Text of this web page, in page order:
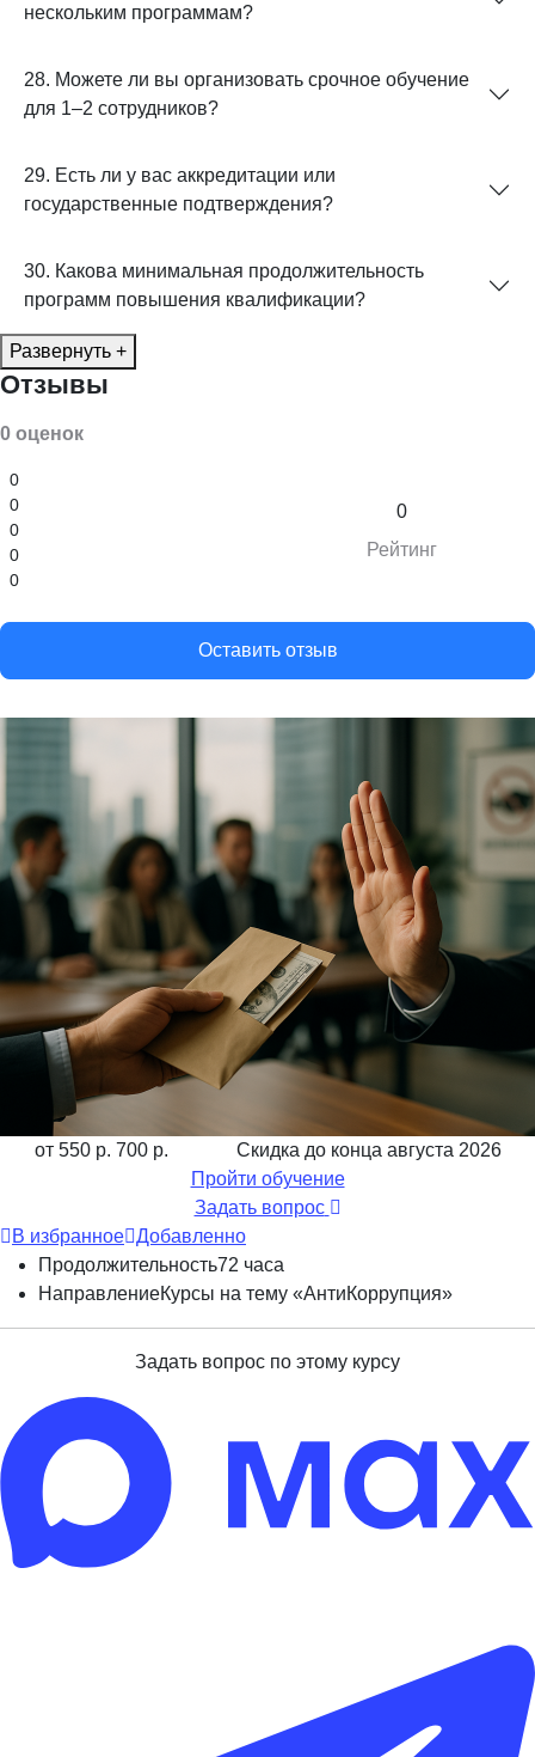
нескольким программам?
28. Можете ли вы организовать срочное обучение
для 1–2 сотрудников?
29. Есть ли у вас аккредитации или
государственные подтверждения?
30. Какова минимальная продолжительность
программ повышения квалификации?
Развернуть +
Отзывы
0 оценок
0
0
0
0
0
0
Рейтинг
Оставить отзыв
от 550 р. 700 р. Скидка до конца августа 2026
Пройти обучение
Задать вопрос
В избранное Добавленно
Продолжительность72 часа
НаправлениеКурсы на тему «АнтиКоррупция»
Задать вопрос по этому курсу